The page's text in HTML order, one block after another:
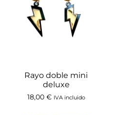
Rayo doble mini
deluxe
18,00 € IVA incluido